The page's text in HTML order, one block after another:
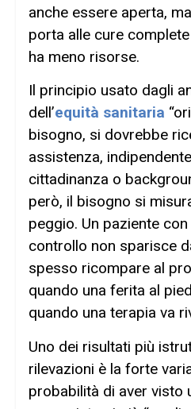
anche essere aperta,
porta alle cure
ha meno risorse.
Il principio usato dagli
dell’equità sanitaria
bisogno, si dovrebbe
assistenza,
cittadinanza o
però, il bisogno si
peggio. Un paziente
controllo non sparisce
spesso ricompare al
quando una ferita al
quando una terapia va
Uno dei risultati più
rilevazioni è la forte
probabilità di aver visto